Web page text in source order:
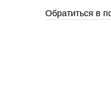
Обратиться в